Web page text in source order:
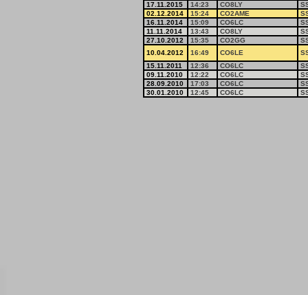
17.11.2015
14:23 CO8LY
02.12.2014
15:24 CO2AME
16.11.2014
15:09 CO6LC
11.11.2014
13:43 CO8LY
27.10.2012
15:35 CO2GG
10.04.2012
16:49 CO6LE
15.11.2011
12:36 CO6LC
09.11.2010
12:22 CO6LC
28.09.2010
17:03 CO6LC
30.01.2010
12:45 CO6LC